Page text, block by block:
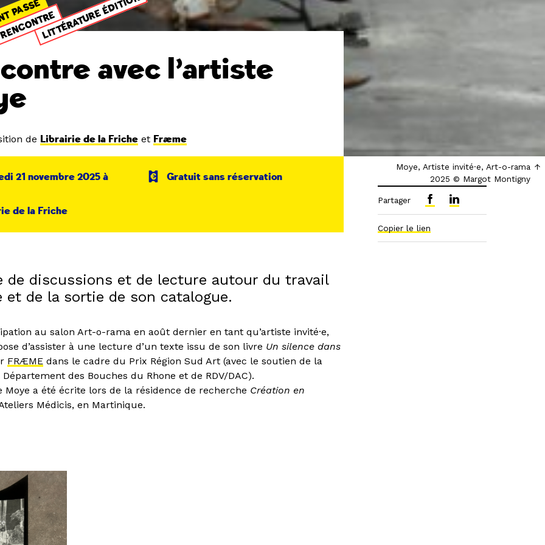
Moye, Artiste invité·e, Art-o-rama
2025 © Margot Montigny
PASSÉLITTÉRATURE ÉDITION
avec l’artiste
de Librairie de la Friche et Fræme
21 novembre 2025 à
Gratuit sans réservation
de la Friche
de discussions et de lecture autour du travail
et de la sortie de son catalogue.
au salon Art-o-rama en août dernier en tant qu’artiste invité·e,
d’assister à une lecture d’un texte issu de son livre Un silence dans
FRÆME dans le cadre du Prix Région Sud Art (avec le soutien de la
des Bouches du Rhone et de RDV/DAC).
Moye a été écrite lors de la résidence de recherche Création en
Médicis, en Martinique.
Partager
Copier le lien